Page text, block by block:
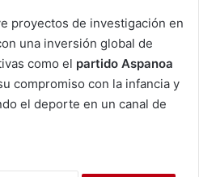
proyectos de investigación en
una inversión global de
como el partido Aspanoa
compromiso con la infancia y
el deporte en un canal de